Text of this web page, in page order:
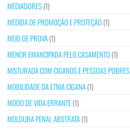
MEDIADORES(1)
MEDIDA DE PROMOÇÃO E PROTEÇÃO (1)
MEIO DE PROVA(1)
MENOR EMANCIPADA PELO CASAMENTO (1)
MISTURADA COM CIGANOS E PESSOAS POBRES
MOBILIDADE DA ETNIA CIGANA(1)
MODO DE VIDA ERRANTE(1)
MOLDURA PENAL ABSTRATA(1)